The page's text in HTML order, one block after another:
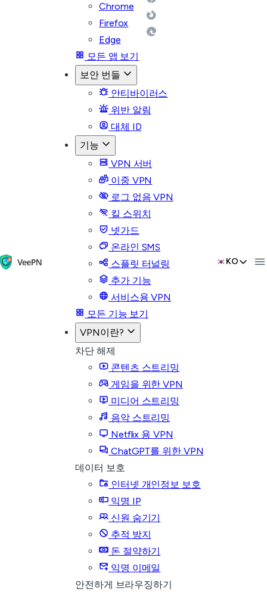
Chrome
Firefox
Edge
모든 앱 보기
보안 번들
안티바이러스
위반 알림
대체 ID
기능
VPN 서버
이중 VPN
로그 없음 VPN
킬 스위치
넷가드
온라인 SMS
스플릿 터널링
추가 기능
서비스용 VPN
모든 기능 보기
VPN이란?
차단 해제
콘텐츠 스트리밍
게임을 위한 VPN
미디어 스트리밍
음악 스트리밍
Netflix 용 VPN
ChatGPT를 위한 VPN
데이터 보호
인터넷 개인정보 보호
익명 IP
신원 숨기기
추적 방지
돈 절약하기
익명 이메일
안전하게 브라우징하기
KO